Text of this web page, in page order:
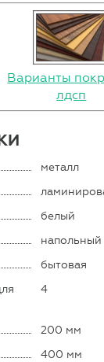
Варианты
лдсп
металл
белый
напольный
бытовая
4
200 мм
400 мм